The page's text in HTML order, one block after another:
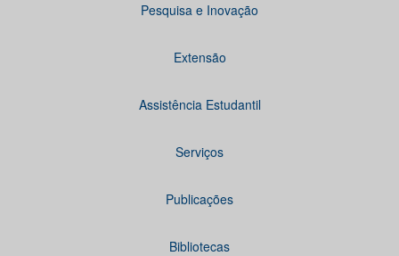
Pesquisa e Inovação
Extensão
Assistência Estudantil
Serviços
Publicações
Bibliotecas